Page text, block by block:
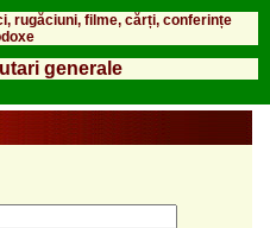
rugăciuni, filme, cărți, conferințe
generale